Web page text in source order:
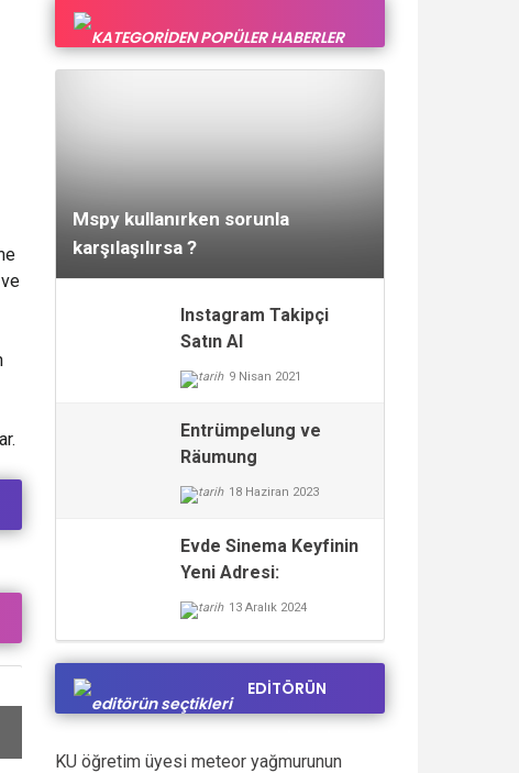
Mspy kullanırken sorunla
karşılaşılırsa ?
Instagram Takipçi
Satın Al
9 Nisan 2021
Entrümpelung ve
Räumung
18 Haziran 2023
Evde Sinema Keyfinin
Yeni Adresi:
hdfilmsitesi.net
13 Aralık 2024
EDİTÖRÜN
KU öğretim üyesi meteor yağmurunun